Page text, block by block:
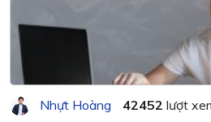
Nhựt Hoàng 42452 lượt